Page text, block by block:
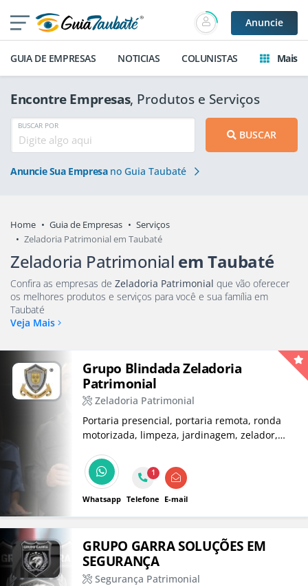
Anuncie
GUIA DE EMPRESAS NOTICIAS COLUNISTAS Mais
Encontre Empresas, Produtos e Serviços
BUSCAR POR
BUSCAR
Anuncie Sua Empresano Guia Taubaté
Home Guia de Empresas
Serviços
Zeladoria Patrimonial em Taubaté
Zeladoria Patrimonial em Taubaté
Confira as empresas de Zeladoria Patrimonial que vão oferecer
os melhores produtos e serviços para você e sua família em
Taubaté
Veja Mais
Grupo Blindada Zeladoria
Patrimonial
Zeladoria Patrimonial
Portaria presencial, portaria remota, ronda
motorizada, limpeza, jardinagem, zelador,
Whatsapp
1
Telefone E-mail
GRUPO GARRA SOLUÇÕES EM
SEGURANÇA
Segurança Patrimonial